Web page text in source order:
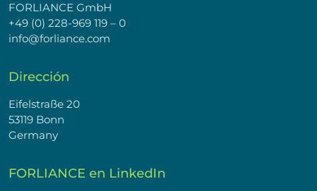
FORLIANCE GmbH
+49 (0) 228-969 119 – 0
info@forliance.com
Dirección
Eifelstraße 20
53119 Bonn
Germany
FORLIANCE en LinkedIn